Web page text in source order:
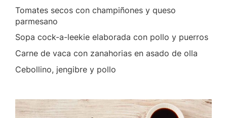
Tomates secos con champiñones y queso
parmesano
Sopa cock-a-leekie elaborada con pollo y puerros
Carne de vaca con zanahorias en asado de olla
Cebollino, jengibre y pollo